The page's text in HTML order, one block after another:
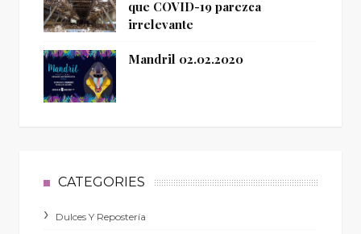
que COVID-19 parezca
irrelevante
Mandril 02.02.2020
CATEGORIES
Dulces Y Repostería